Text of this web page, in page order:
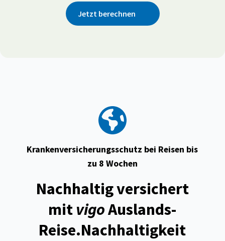
Jetzt berechnen
Krankenversicherungsschutz bei Reisen bis
zu 8 Wochen
Nachhaltig versichert
mit vigoAuslands­
Reise.Nachhaltigkeit